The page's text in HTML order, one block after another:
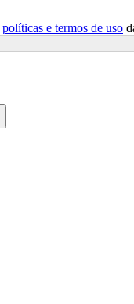
políticas e termos de uso